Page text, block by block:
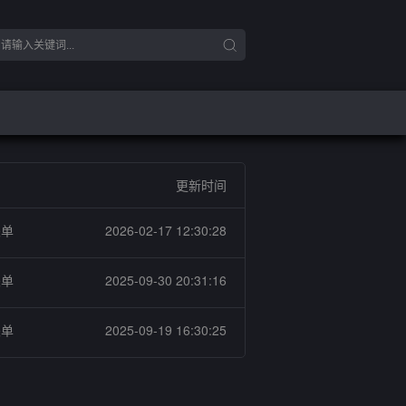
更新时间
2026-02-17 12:30:28
2025-09-30 20:31:16
2025-09-19 16:30:25